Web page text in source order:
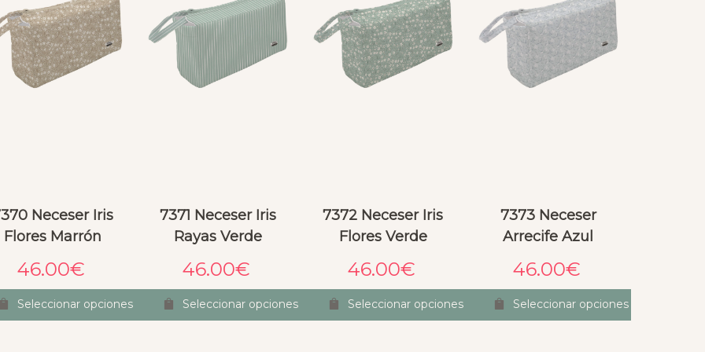
Neceser Iris
Flores Marrón
46.00€
Seleccionar opciones
7371 Neceser Iris
Rayas Verde
46.00€
Seleccionar opciones
7372 Neceser Iris
Flores Verde
46.00€
Seleccionar opciones
7373 Neceser
Arrecife Azul
46.00€
Seleccionar opciones